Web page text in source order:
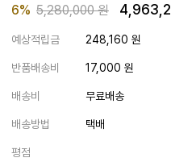
6% Price reduced from
5,280,000 원
to
예상적립금 248,160 원
반품배송비 17,000 원
배송비 무료배송
배송방법 택배
평점